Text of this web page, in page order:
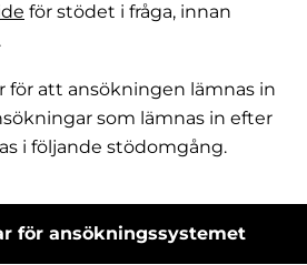
för stödet i fråga, innan
för att ansökningen lämnas in
som lämnas in efter
i följande stödomgång.
för ansökningssystemet